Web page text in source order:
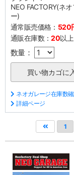
NEO FACTORY(ネ
ー)
通常販売価格： 520
通販在庫数：20以上
数量：
ネオガレージ在庫数
詳細ページ
1